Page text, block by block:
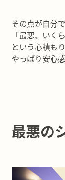
その点が自分
「最悪、いく
という心積も
やっぱり安心
最悪の